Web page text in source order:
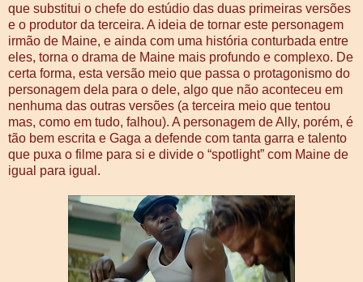
que substitui o chefe do estúdio das duas primeiras versões
e o produtor da terceira. A ideia de tornar este personagem
irmão de Maine, e ainda com uma história conturbada entre
eles, torna o drama de Maine mais profundo e complexo. De
certa forma, esta versão meio que passa o protagonismo do
personagem dela para o dele, algo que não aconteceu em
nenhuma das outras versões (a terceira meio que tentou
mas, como em tudo, falhou). A personagem de Ally, porém, é
tão bem escrita e Gaga a defende com tanta garra e talento
que puxa o filme para si e divide o “spotlight” com Maine de
igual para igual.